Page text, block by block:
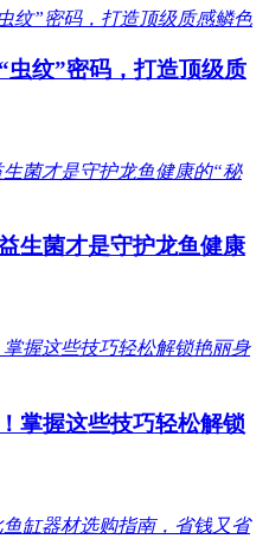
虫纹”密码，打造顶级质
生菌才是守护龙鱼健康
掌握这些技巧轻松解锁